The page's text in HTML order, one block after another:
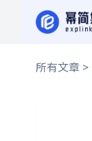
所有文章 >